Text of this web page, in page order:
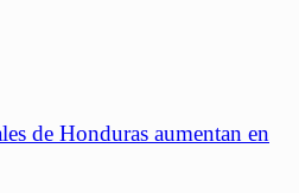
de Honduras aumentan en